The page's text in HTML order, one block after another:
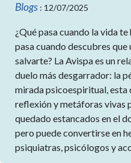
Blogs : 12/07/2025
¿Qué pasa cuando la vida
pasa cuando descubres
salvarte? La Avispa es un
duelo más desgarrador: la
mirada psicoespiritual,
reflexión y metáforas vivas
quedado estancados en el
pero puede convertirse en
psiquiatras, psicólogos y